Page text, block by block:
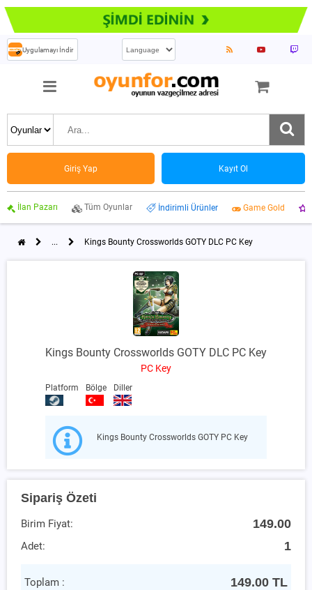
Uygulamayı İndir
Giriş Yap Kayıt Ol
İlan Pazarı Tüm Oyunlar İndirimli Ürünler Game Gold
... Kings Bounty Crossworlds GOTY DLC PC Key
Kings Bounty Crossworlds GOTY DLC PC Key
PC Key
Platform Bölge Diller
Kings Bounty Crossworlds GOTY PC Key
Sipariş Özeti
Birim Fiyat: 149.00
Adet: 1
Toplam : 149.00 TL